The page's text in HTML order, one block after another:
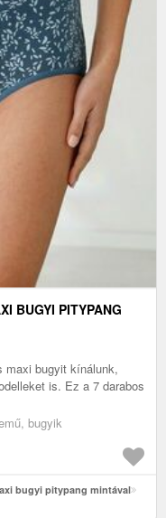
BUGYI PITYPANG
maxi bugyit kínálunk,
is. Ez a 7 darabos
bugyik
bugyi pitypang mintával